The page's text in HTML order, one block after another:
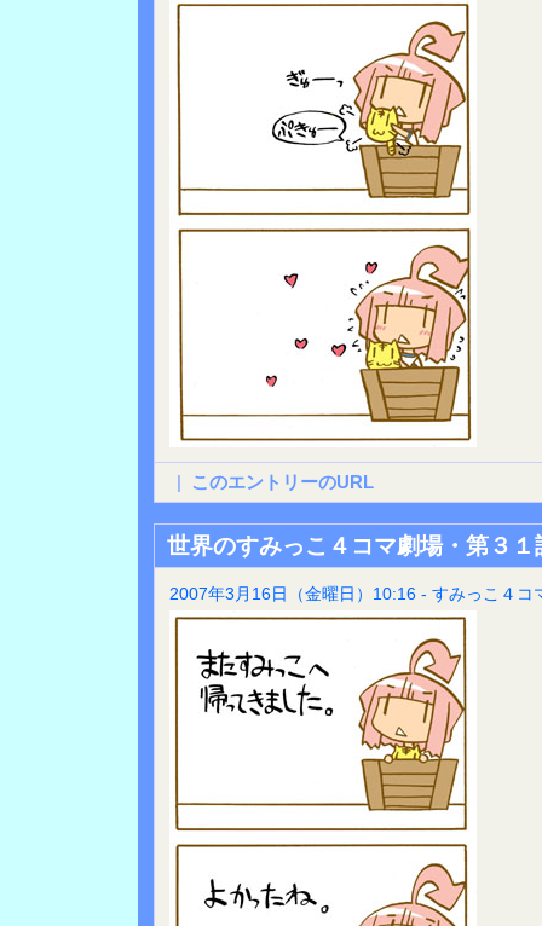
| このエントリーのURL
世界のすみっこ４コマ劇場・第３
2007年3月16日（金曜日）10:16 - すみっこ４コ